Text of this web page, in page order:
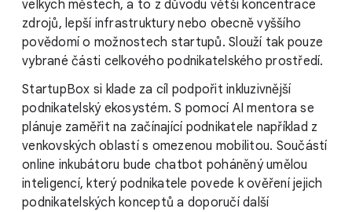
velkých městech, a to z důvodu větší koncentrace
zdrojů, lepší infrastruktury nebo obecně vyššího
povědomí o možnostech startupů. Slouží tak pouze
vybrané části celkového podnikatelského prostředí.
StartupBox si klade za cíl podpořit inkluzivnější
podnikatelský ekosystém. S pomocí AI mentora se
plánuje zaměřit na začínající podnikatele například z
venkovských oblastí s omezenou mobilitou. Součástí
online inkubátoru bude chatbot poháněný umělou
inteligencí, který podnikatele povede k ověření jejich
podnikatelských konceptů a doporučí další